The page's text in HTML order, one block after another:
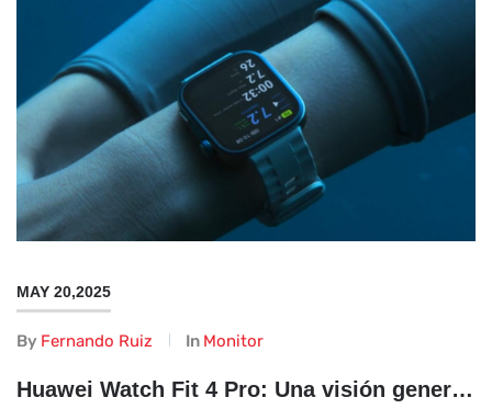
MAY 20,2025
By Fernando Ruiz In Monitor
Huawei Watch Fit 4 Pro: Una visión general completa